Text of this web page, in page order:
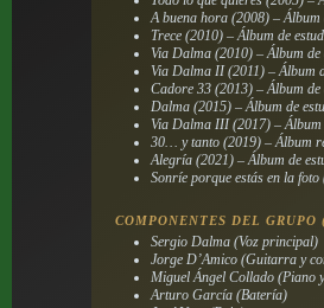
A buena hora (2008) – Álbum
Trece (2010) – Álbum de
Via Dalma (2010) – Álbum de
Via Dalma II (2011) – Álbum
Cadore 33 (2013) – Álbum de
Dalma (2015) – Álbum de
Via Dalma III (2017) – Álbum
30… y tanto (2019) – Álbum
Alegría (2021) – Álbum de
Sonríe porque estás en la
COMPONENTES DEL GRUPO
Sergio Dalma (Voz principal)
Jorge D’Amico (Guitarra y
Miguel Ángel Collado (Piano
Arturo García (Batería)